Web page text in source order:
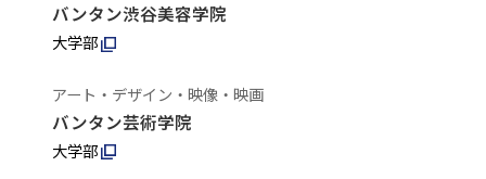
バンタン渋谷美容学院
大学部
アート・デザイン・映像・映画
バンタン芸術学院
大学部